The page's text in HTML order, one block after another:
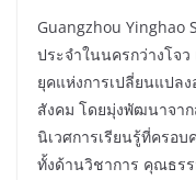
Guangzhou Yinghao
ประจำในนครกว่างโจ
ยุคแห่งการเปลี่ยนแปลง
สังคม โดยมุ่งพัฒนาจา
นิเวศการเรียนรู้ที่ครอ
ทั้งด้านวิชาการ คุณธร